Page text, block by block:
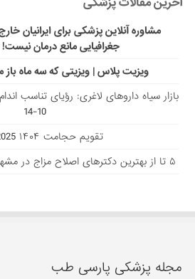
مشاوره آنلاین پزشکی برای ایرانیان
جغرافیایی مانع درمان نیست!
ویزیت پلاس | ویزیتی که سه ماه باز
بازار سیاه داروهای لاغری: رؤیای تناسب
10-14
تقویم حجامت ۱۴۰۴
04-26
۵ تا از بهترین دکتر‌های اصلاح مزاج در مشهد را بشناسید!
مجله پزشکی پارسی طب